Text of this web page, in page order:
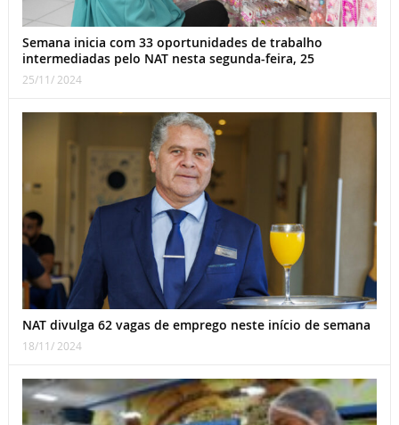
Semana inicia com 33 oportunidades de trabalho
intermediadas pelo NAT nesta segunda-feira, 25
25/11/ 2024
NAT divulga 62 vagas de emprego neste início de semana
18/11/ 2024